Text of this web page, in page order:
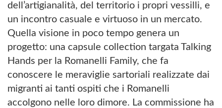
dell’artigianalità, del territorio i propri vessilli, e
un incontro casuale e virtuoso in un mercato.
Quella visione in poco tempo genera un
progetto: una capsule collection targata Talking
Hands per la Romanelli Family, che fa
conoscere le meraviglie sartoriali realizzate dai
migranti ai tanti ospiti che i Romanelli
accolgono nelle loro dimore. La commissione ha